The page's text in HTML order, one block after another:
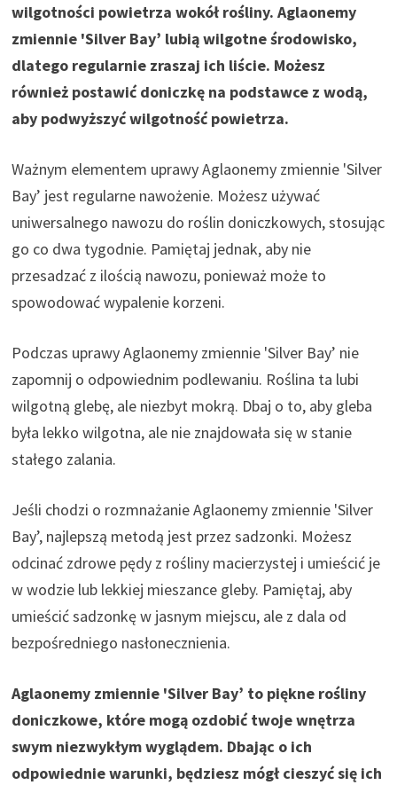
wilgotności powietrza wokół rośliny. Aglaonemy
zmiennie 'Silver Bay’ lubią wilgotne środowisko,
dlatego regularnie zraszaj ich liście. Możesz
również postawić doniczkę na podstawce z wodą,
aby podwyższyć wilgotność powietrza.
Ważnym elementem uprawy Aglaonemy zmiennie 'Silver
Bay’ jest regularne nawożenie. Możesz używać
uniwersalnego nawozu do roślin doniczkowych, stosując
go co dwa tygodnie. Pamiętaj jednak, aby nie
przesadzać z ilością nawozu, ponieważ może to
spowodować wypalenie korzeni.
Podczas uprawy Aglaonemy zmiennie 'Silver Bay’ nie
zapomnij o odpowiednim podlewaniu. Roślina ta lubi
wilgotną glebę, ale niezbyt mokrą. Dbaj o to, aby gleba
była lekko wilgotna, ale nie znajdowała się w stanie
stałego zalania.
Jeśli chodzi o rozmnażanie Aglaonemy zmiennie 'Silver
Bay’, najlepszą metodą jest przez sadzonki. Możesz
odcinać zdrowe pędy z rośliny macierzystej i umieścić je
w wodzie lub lekkiej mieszance gleby. Pamiętaj, aby
umieścić sadzonkę w jasnym miejscu, ale z dala od
bezpośredniego nasłonecznienia.
Aglaonemy zmiennie 'Silver Bay’ to piękne rośliny
doniczkowe, które mogą ozdobić twoje wnętrza
swym niezwykłym wyglądem. Dbając o ich
odpowiednie warunki, będziesz mógł cieszyć się ich